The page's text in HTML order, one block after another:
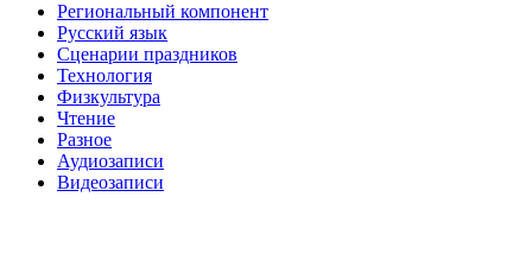
Региональный компонент
Русский язык
Сценарии праздников
Технология
Физкультура
Чтение
Разное
Аудиозаписи
Видеозаписи